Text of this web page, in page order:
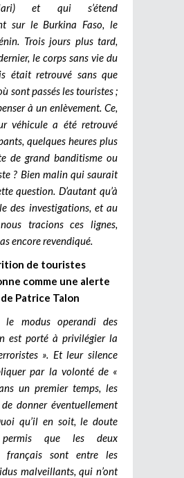
et qui s’étend
sur le Burkina Faso, le
Trois jours plus tard,
le corps sans vie du
était retrouvé sans que
sont passés les touristes ;
à un enlèvement. Ce,
véhicule a été retrouvé
quelques heures plus
de grand banditisme ou
? Bien malin qui saurait
question. D’autant qu’à
des investigations, et au
tracions ces lignes,
encore revendiqué.
de touristes
comme une alerte
Patrice Talon
le modus operandi des
est porté à privilégier la
». Et leur silence
par la volonté de «
un premier temps, les
donner éventuellement
qu’il en soit, le doute
que les deux
français sont entre les
malveillants, qui n’ont